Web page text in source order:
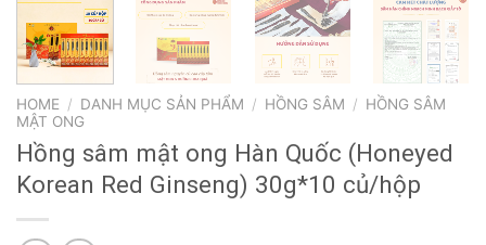
HOME / DANH MỤC SẢN PHẨM / HỒNG SÂM / HỒNG SÂM
MẬT ONG
Hồng sâm mật ong Hàn Quốc (Honeyed
Korean Red Ginseng) 30g*10 củ/hộp